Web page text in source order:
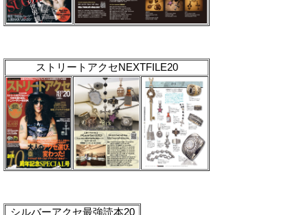
ストリートアクセNEXTFILE20
シルバーアクセ最強読本20